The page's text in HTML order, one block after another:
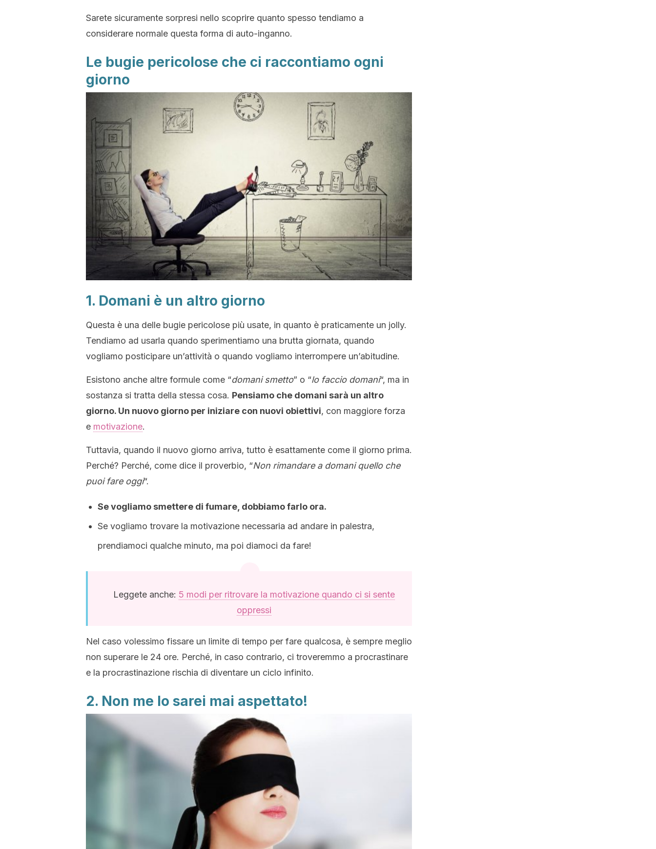
Sarete sicuramente sorpresi nello scoprire quanto spesso tendiamo a
considerare normale questa forma di auto-inganno.
Le bugie pericolose che ci raccontiamo ogni
giorno
1. Domani è un altro giorno
Questa è una delle bugie ​​pericolose più usate, in quanto è praticamente un jolly.
Tendiamo ad usarla quando sperimentiamo una brutta giornata, quando
vogliamo posticipare un’attività o quando vogliamo interrompere un’abitudine.
Esistono anche altre formule come “domani smetto” o “lo faccio domani“, ma in
sostanza si tratta della stessa cosa. Pensiamo che domani sarà un altro
giorno. Un nuovo giorno per iniziare con nuovi obiettivi, con maggiore forza
e motivazione.
Tuttavia, quando il nuovo giorno arriva, tutto è esattamente come il giorno prima.
Perché? Perché, come dice il proverbio, “Non rimandare a domani quello che
puoi fare oggi“.
Se vogliamo smettere di fumare, dobbiamo farlo ora.
Se vogliamo trovare la motivazione necessaria ad andare in palestra,
prendiamoci qualche minuto, ma poi diamoci da fare!
Leggete anche: 5 modi per ritrovare la motivazione quando ci si sente
oppressi
Nel caso volessimo fissare un limite di tempo per fare qualcosa, è sempre meglio
non superare le 24 ore. Perché, in caso contrario, ci troveremmo a procrastinare
e la procrastinazione rischia di diventare un ciclo infinito.
2. Non me lo sarei mai aspettato!